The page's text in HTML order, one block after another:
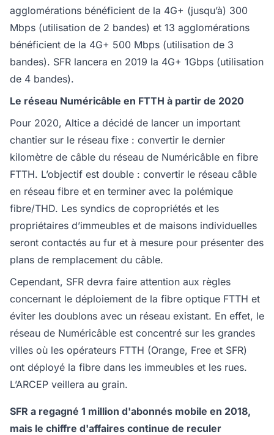
agglomérations bénéficient de la 4G+ (jusqu’à) 300
Mbps (utilisation de 2 bandes) et 13 agglomérations
bénéficient de la 4G+ 500 Mbps (utilisation de 3
bandes). SFR lancera en 2019 la 4G+ 1Gbps (utilisation
de 4 bandes).
Le réseau Numéricâble en FTTH à partir de 2020
Pour 2020, Altice a décidé de lancer un important
chantier sur le réseau fixe : convertir le dernier
kilomètre de câble du réseau de Numéricâble en fibre
FTTH. L’objectif est double : convertir le réseau câble
en réseau fibre et en terminer avec la polémique
fibre/THD. Les syndics de copropriétés et les
propriétaires d’immeubles et de maisons individuelles
seront contactés au fur et à mesure pour présenter des
plans de remplacement du câble.
Cependant, SFR devra faire attention aux règles
concernant le déploiement de la fibre optique FTTH et
éviter les doublons avec un réseau existant. En effet, le
réseau de Numéricâble est concentré sur les grandes
villes où les opérateurs FTTH (Orange, Free et SFR)
ont déployé la fibre dans les immeubles et les rues.
L’ARCEP veillera au grain.
SFR a regagné 1 million d'abonnés mobile en 2018,
mais le chiffre d'affaires continue de reculer